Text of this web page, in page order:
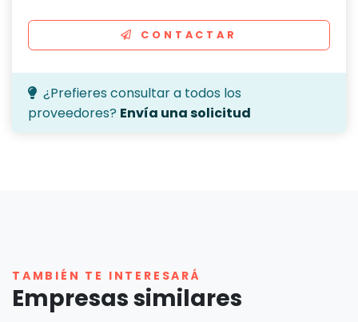
CONTACTAR
¿Prefieres consultar a todos los
proveedores? Envía una solicitud
TAMBIÉN TE INTERESARÁ
Empresas similares